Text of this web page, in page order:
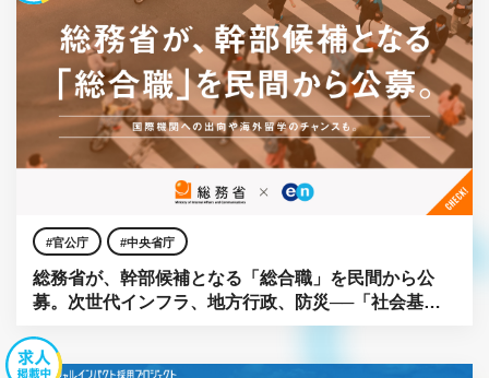
官公庁 中央省庁
総務省が、幹部候補となる「総合職」を民間から公
募。次世代インフラ、地方行政、防災──「社会基